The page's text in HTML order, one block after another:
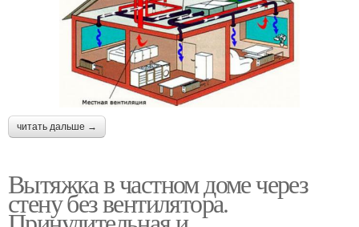
читать дальше →
Вытяжка в частном доме через
стену без вентилятора.